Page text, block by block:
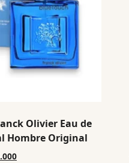
Olivier Eau de
Hombre Original